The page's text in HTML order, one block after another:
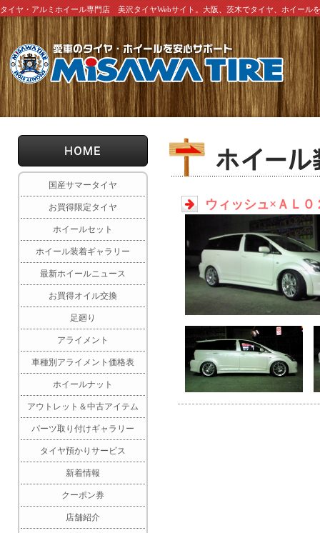
タイヤ・アルミホイール専門店 美沢タイヤWebサイト。大阪、茨木でタイヤ、ホイール
国産サマータイヤ
お買得限定タイヤ
ホイールセット
ホイール装着ギャラリー
最新ホイールニュース
お買得オイル交換
足廻り
アライメント
車種別アライメント価格表
ホイールナット
アウトレット＆中古アイテム
パーツ取り付けギャラリー
タイヤ預かりサービス
新着情報
クーポン券
店舗紹介
ウィッシュ×ＡＬ０